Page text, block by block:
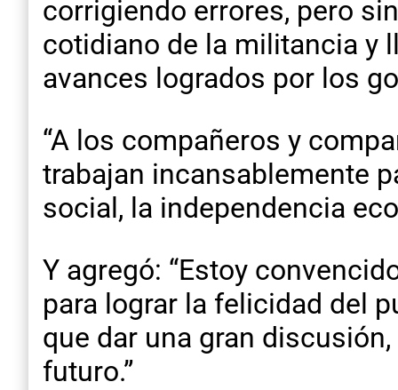
corrigiendo errores, pero
cotidiano de la militancia y
avances logrados por los
“A los compañeros y
trabajan incansablemente
social, la independencia
Y agregó: “Estoy
para lograr la felicidad del
que dar una gran
futuro.”